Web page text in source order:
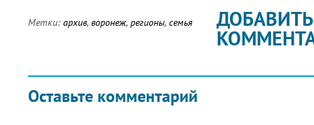
Метки: архив, воронеж, регионы, семья
Оставьте комментарий
ДОБАВИТЬ